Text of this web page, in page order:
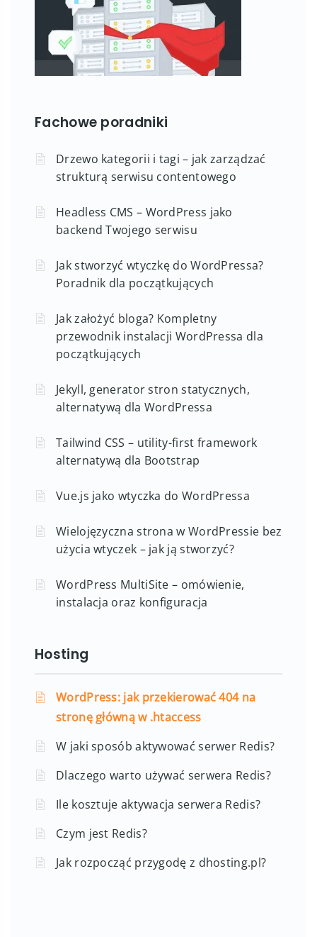
Fachowe poradniki
Drzewo kategorii i tagi – jak zarządzać
strukturą serwisu contentowego
Headless CMS – WordPress jako
backend Twojego serwisu
Jak stworzyć wtyczkę do WordPressa?
Poradnik dla początkujących
Jak założyć bloga? Kompletny
przewodnik instalacji WordPressa dla
początkujących
Jekyll, generator stron statycznych,
alternatywą dla WordPressa
Tailwind CSS – utility-first framework
alternatywą dla Bootstrap
Vue.js jako wtyczka do WordPressa
Wielojęzyczna strona w WordPressie bez
użycia wtyczek – jak ją stworzyć?
WordPress MultiSite – omówienie,
instalacja oraz konfiguracja
Hosting
WordPress: jak przekierować 404 na
stronę główną w .htaccess
W jaki sposób aktywować serwer Redis?
Dlaczego warto używać serwera Redis?
Ile kosztuje aktywacja serwera Redis?
Czym jest Redis?
Jak rozpocząć przygodę z dhosting.pl?